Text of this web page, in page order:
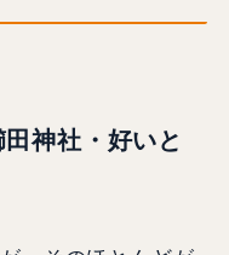
神社・好いと